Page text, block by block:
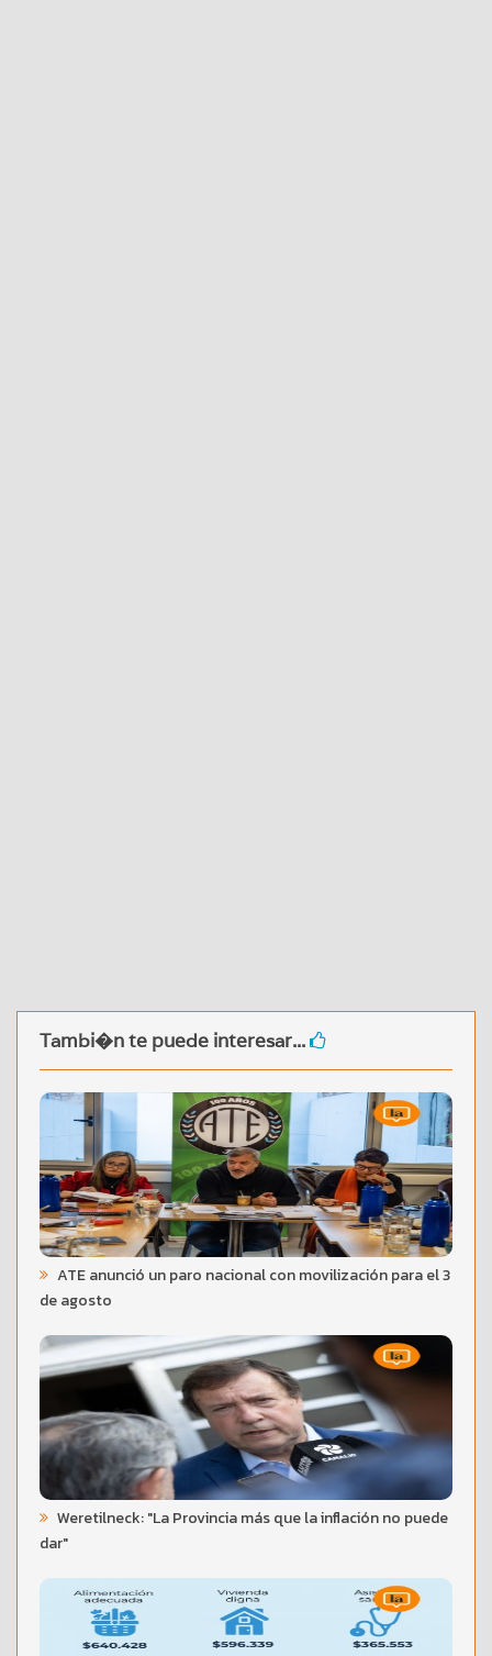
Tambi�n te puede interesar...
ATE anunció un paro nacional con movilización para el 3
de agosto
Weretilneck: "La Provincia más que la inflación no puede
dar"